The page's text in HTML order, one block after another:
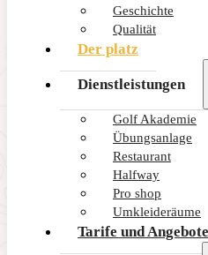
Geschichte
Qualität
Der platz
Dienstleistungen
Golf Akademie
Übungsanlage
Restaurant
Halfway
Pro shop
Umkleideräume
Tarife und Angebote
MEHR ERFAHREN